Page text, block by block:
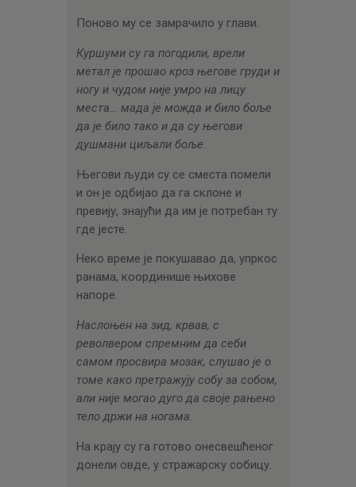
Поново му се замрачило у глави.
Куршуми су га погодили, врели
метал је прошао кроз његове груди и
ногу и чудом није умро на лицу
места… мада је можда и било боље
да је било тако и да су његови
душмани циљали боље.
Његови људи су се сместа помели
и он је одбијао да га склоне и
превију, знајући да им је потребан ту
где јесте.
Неко време је покушавао да, упркос
ранама, координише њихове
напоре.
Наслоњен на зид, крвав, с
револвером спремним да себи
самом просвира мозак, слушао је о
томе како претражују собу за собом,
али није могао дуго да своје рањено
тело држи на ногама.
На крају су га готово онесвешћеног
донели овде, у стражарску собицу.